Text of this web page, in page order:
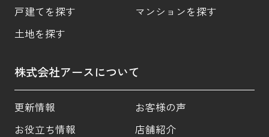
戸建てを探す
マンションを探す
土地を探す
株式会社アースについて
更新情報
お客様の声
お役立ち情報
店舗紹介